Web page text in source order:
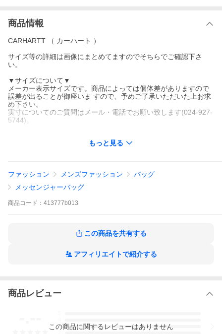
商品情報
CARHARTT （ カーハート ）
サイズ等の詳細は画像にまとめてますのでそちらでご確認下さ
い。
▼サイズについて▼
メーカー表示サイズです。商品によっては個体差がありますので
誤差が出ることが御座いま すので、予めご了承いただいた上お求
め下さい。
実寸についてのご質問はメール・電話でお願い致します(024-927-
5744)。
商品には、ビンテージ加工が施されている物がございます。
これらをあらかじめご了承の上ご購入下さいますよう、宜しくお
願いします。
■商品番号 ： 413777b013
■検索キー ： AB0B B3C C8D D4E E13Fカーハート ショルダーバ
もっと見る
ファッション メンズファッション
バッグ
メッセンジャーバッグ
商品 コード： 413777b013
この商品を共有する
アフィリエイトで紹介する
商品レビュー
3
この商品に関するレビューはありません